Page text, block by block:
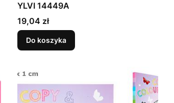
YLVI 14449A
Cena
19,04 zł
Do koszyka